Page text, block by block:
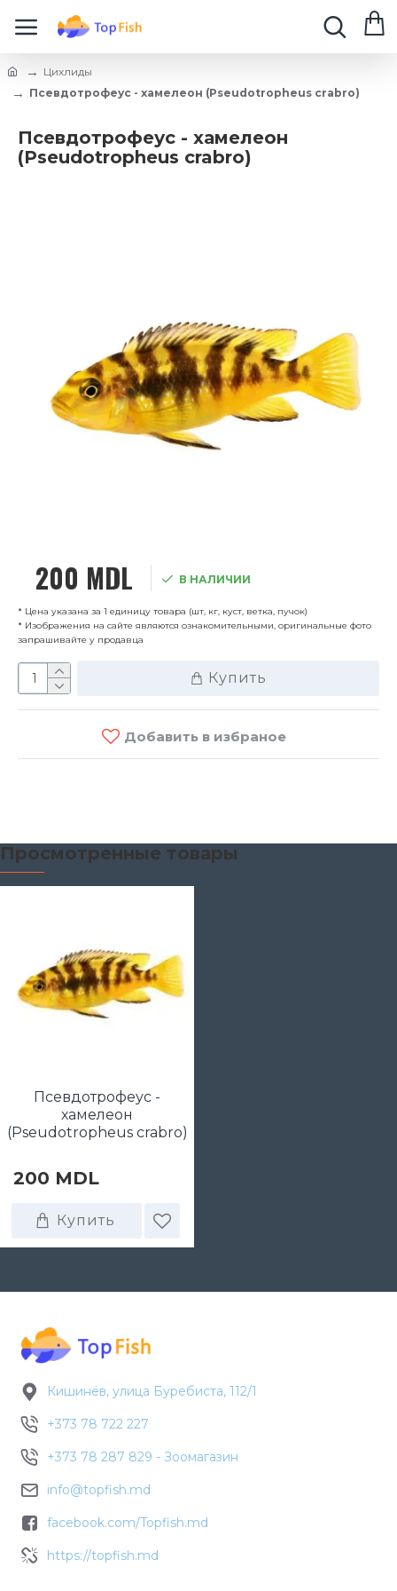
Цихлиды
Псевдотрофеус - хамелеон (Pseudotropheus crabro)
Псевдотрофеус - хамелеон
(Pseudotropheus crabro)
200 MDL В НАЛИЧИИ
* Цена указана за 1 единицу товара (шт, кг, куст, ветка, пучок)
* Изображения на сайте являются ознакомительными, оригинальные фото
запрашивайте у продавца
Купить
Добавить в избраное
Просмотренные товары
Псевдотрофеус -
хамелеон
(Pseudotropheus crabro)
200 MDL
Купить
Кишинёв, улица Буребиста, 112/1
+373 78 722 227
+373 78 287 829 - Зоомагазин
info@topfish.md
facebook.com/Topfish.md
https://topfish.md